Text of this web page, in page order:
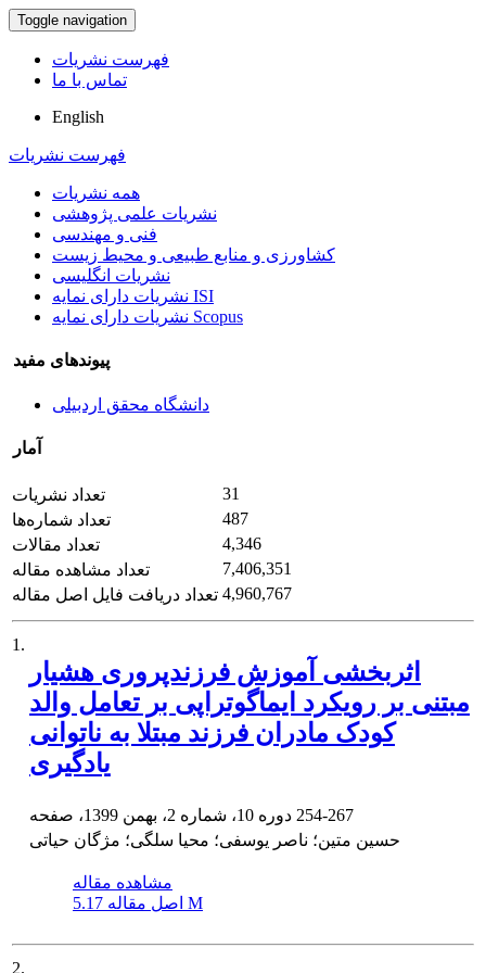
Toggle navigation
فهرست نشریات
تماس با ما
English
فهرست نشریات
همه نشریات
نشریات علمی پژوهشی
فنی و مهندسی
کشاورزی و منابع طبیعی و محیط زیست
نشریات انگلیسی
نشریات دارای نمایه ISI
نشریات دارای نمایه Scopus
پیوندهای مفید
دانشگاه محقق اردبیلی
آمار
تعداد نشریات
31
تعداد شماره‌ها
487
تعداد مقالات
4,346
تعداد مشاهده مقاله
7,406,351
تعداد دریافت فایل اصل مقاله 4,960,767
1.
اثربخشی آموزش فرزندپروری هشیار
مبتنی بر رویکرد ایماگوتراپی بر تعامل والد
کودک مادران فرزند مبتلا به ناتوانی
یادگیری
254-267
حسین متین؛ ناصر یوسفی؛ محیا سلگی؛ مژگان حیاتی
مشاهده مقاله
اصل مقاله 5.17 M
2.